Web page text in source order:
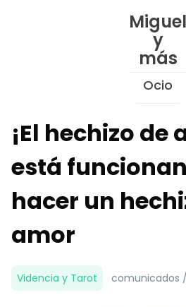
Skip
to
Miguel
y
más
Ocio
¡El hechizo de
está
hacer un
amor
Videncia y Tarot comunicados